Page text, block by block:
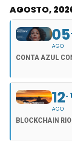
AGOSTO,
05
AGO
CONTA AZUL
12
AGO
BLOCKCHAIN